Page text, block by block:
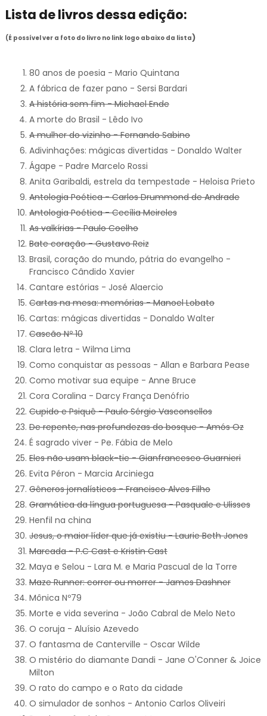
Lista de livros dessa edição:
(É possível ver a foto do livro no link logo abaixo da lista)
80 anos de poesia - Mario Quintana
A fábrica de fazer pano - Sersi Bardari
A história sem fim - Michael Ende
A morte do Brasil - Lêdo Ivo
A mulher do vizinho - Fernando Sabino
Adivinhações: mágicas divertidas - Donaldo Walter
Ágape - Padre Marcelo Rossi
Anita Garibaldi, estrela da tempestade - Heloisa Prieto
Antologia Poética - Carlos Drummond de Andrade
Antologia Poética - Cecília Meireles
As valkírias - Paulo Coelho
Bate coração - Gustavo Reiz
Brasil, coração do mundo, pátria do evangelho -
Francisco Cândido Xavier
Cantare estórias - José Alaercio
Cartas na mesa: memórias - Manoel Lobato
Cartas: mágicas divertidas - Donaldo Walter
Cascão Nº 10
Clara letra - Wilma Lima
Como conquistar as pessoas - Allan e Barbara Pease
Como motivar sua equipe - Anne Bruce
Cora Coralina - Darcy França Denófrio
Cupido e Psiquê - Paulo Sérgio Vasconsellos
De repente, nas profundezas do bosque - Amós Oz
É sagrado viver - Pe. Fábia de Melo
Eles não usam black-tie - Gianfrancesco Guarnieri
Evita Péron - Marcia Arciniega
Gêneros jornalísticos - Francisco Alves Filho
Gramática da língua portuguesa - Pasquale e Ulisses
Henfil na china
Jesus, o maior líder que já existiu - Laurie Beth Jones
Marcada - P.C Cast e Kristin Cast
Maya e Selou - Lara M. e Maria Pascual de la Torre
Maze Runner: correr ou morrer - James Dashner
Mônica Nº79
Morte e vida severina - João Cabral de Melo Neto
O coruja - Aluísio Azevedo
O fantasma de Canterville - Oscar Wilde
O mistério do diamante Dandi - Jane O'Conner & Joice
Milton
O rato do campo e o Rato da cidade
O simulador de sonhos - Antonio Carlos Oliveiri